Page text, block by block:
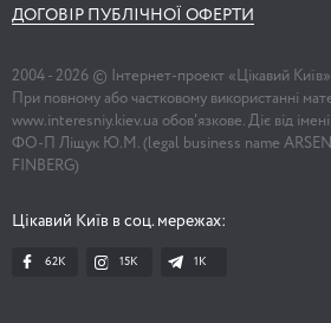
ДОГОВІР ПУБЛІЧНОЇ ОФЕРТИ
2004 - 2026 © Інтернет-проект «Цікавий Київ»
При повному або частковому використанні
www.interesniy.kiev.ua обов'язкове. Діє від
ФО-П Ліщук Ю.М. (legal business name
FINBERG)
Цікавий Київ в соц. мережах:
62K 15K 1К